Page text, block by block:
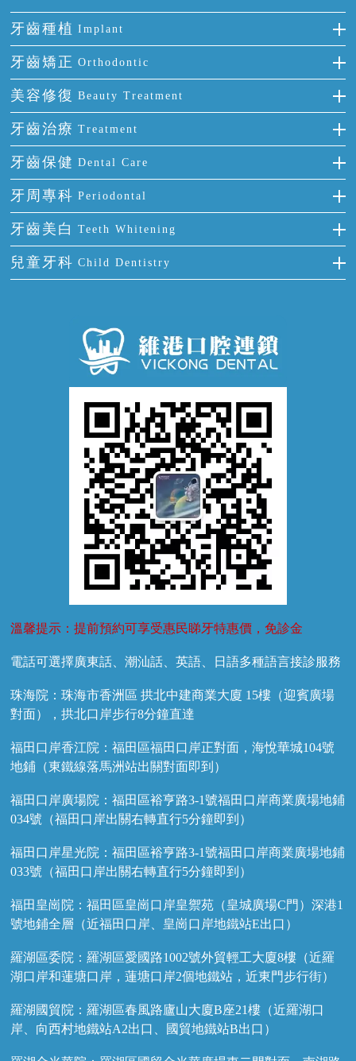
牙齒種植 Implant
種牙
單顆牙缺失
門牙缺失
多顆牙缺失
半口缺失
全口缺失
牙齒矯正 Orthodontic
隱形箍牙
前牙反頜
牙齒擁擠
牙齒前突
牙齒稀疏
美容修復 Beauty Treatment
全瓷牙
烤瓷牙
氟斑牙
四環素牙
活動假牙
牙貼面
牙齒治療 Treatment
補牙
智齒
根管治療
拔牙
牙痛
牙齒保健 Dental Care
正確刷牙
全國愛牙日
預防牙病
牙科通識
牙周專科 Periodontal
牙周炎
牙齦出血
牙齦炎
牙齦萎縮
牙齒美白 Teeth Whitening
冷光美白
兒童牙科 Child Dentistry
溫馨提示：提前預約可享受惠民睇牙特惠價，免診金
電話可選擇廣東話、潮汕話、英語、日語多種語言接診服務
珠海院：珠海市香洲區 拱北中建商業大廈 15樓（迎賓廣場
對面），拱北口岸步行8分鐘直達
福田口岸香江院：福田區福田口岸正對面，海悅華城104號
地鋪（東鐵線落馬洲站出關對面即到）
福田口岸廣場院：福田區裕亨路3-1號福田口岸商業廣場地鋪
034號（福田口岸出關右轉直行5分鐘即到）
福田口岸星光院：福田區裕亨路3-1號福田口岸商業廣場地鋪
033號（福田口岸出關右轉直行5分鐘即到）
福田皇崗院：福田區皇崗口岸皇禦苑（皇城廣場C門）深港1
號地鋪全層（近福田口岸、皇崗口岸地鐵站E出口）
羅湖區委院：羅湖區愛國路1002號外貿輕工大廈8樓（近羅
湖口岸和蓮塘口岸，蓮塘口岸2個地鐵站，近東門步行街）
羅湖國貿院：羅湖區春風路廬山大廈B座21樓（近羅湖口
岸、向西村地鐵站A2出口、國貿地鐵站B出口）